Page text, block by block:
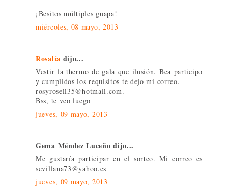
¡Besitos múltiples guapa!
miércoles, 08 mayo, 2013
Rosalía dijo...
Vestir la thermo de gala que ilusión. Bea participo
y cumplidos los requisitos te dejo mi correo.
rosyrosell35@hotmail.com.
Bss, te veo luego
jueves, 09 mayo, 2013
Gema Méndez Luceño dijo...
Me gustaría participar en el sorteo. Mi correo es
sevillana73@yahoo.es
jueves, 09 mayo, 2013